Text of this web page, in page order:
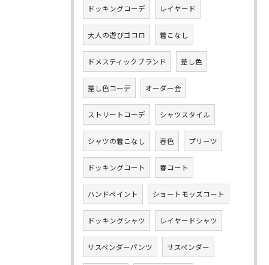
ドッキングコーデ レイヤード
大人の遊びゴコロ 着こなし
ドメスティックブランド 差し色
差し色コーデ オーダー会
ストリートコーデ シャツスタイル
シャツの着こなし 春色 プリーツ
ドッキングコート 春コート
ハンドペイント ショートモッズコート
ドッキングシャツ レイヤードシャツ
サスペンダーパンツ サスペンダー